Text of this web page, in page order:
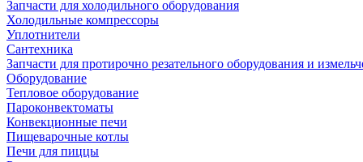
Запчасти для холодильного оборудования
Холодильные компрессоры
Уплотнители
Сантехника
Запчасти для протирочно резательного оборудования и
Оборудование
Тепловое оборудование
Пароконвектоматы
Конвекционные печи
Пищеварочные котлы
Печи для пиццы